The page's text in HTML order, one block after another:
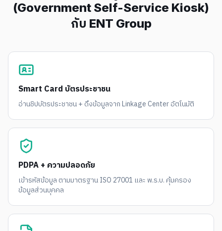
(Government Self-Service Kiosk)
กับ ENT Group
Smart Card บัตรประชาชน
อ่านชิปบัตรประชาชน + ดึงข้อมูลจาก Linkage Center อัตโนมัติ
PDPA + ความปลอดภัย
เข้ารหัสข้อมูล ตามมาตรฐาน ISO 27001 และ พ.ร.บ. คุ้มครอง
ข้อมูลส่วนบุคคล